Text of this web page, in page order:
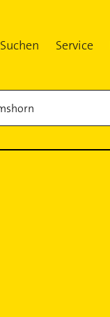
Suchen Service